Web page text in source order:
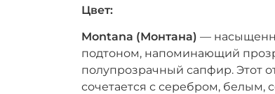
Цвет:
Montana (Монтана) —
подтоном, напоминающий
полупрозрачный сапфир. Этот
сочетается с серебром,